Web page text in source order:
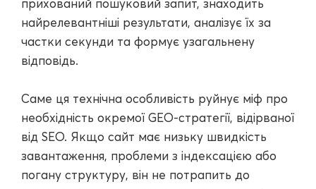
прихований пошуковий запит, знаходить
найрелевантніші результати, аналізує їх за
частки секунди та формує узагальнену
відповідь.
Саме ця технічна особливість руйнує міф про
необхідність окремої GEO-стратегії, відірваної
від SEO. Якщо сайт має низьку швидкість
завантаження, проблеми з індексацією або
погану структуру, він не потрапить до